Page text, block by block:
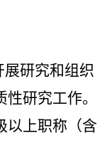
研究和组织
研究工作。
以上职称（含